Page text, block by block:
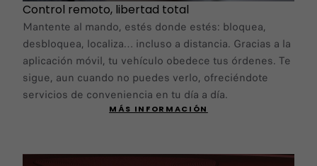
Control remoto, libertad total
Mantente al mando, estés donde estés: bloquea,
desbloquea, localiza… incluso a distancia. Gracias a la
aplicación móvil, tu vehículo obedece tus órdenes. Te
sigue, aun cuando no puedes verlo, ofreciéndote
servicios de conveniencia en tu día a día.
MÁS INFORMACIÓN